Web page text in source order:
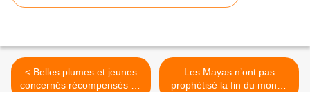
< Belles plumes et jeunes
concernés récompensés au
Les Mayas n’ont pas
prophétisé la fin du monde